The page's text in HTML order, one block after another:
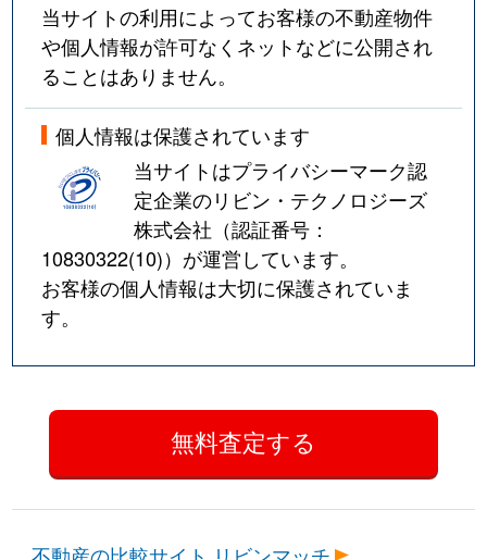
当サイトの利用によってお客様の不動産物件
や個人情報が許可なくネットなどに公開され
ることはありません。
個人情報は保護されています
当サイトはプライバシーマーク認
定企業のリビン・テクノロジーズ
株式会社（認証番号：
10830322(10)）が運営しています。
お客様の個人情報は大切に保護されていま
す。